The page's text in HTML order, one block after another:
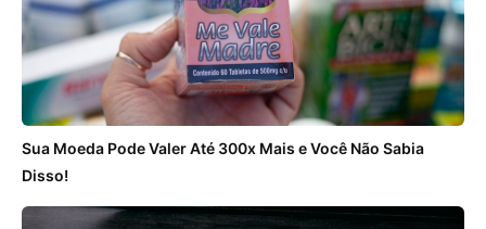
Sua Moeda Pode Valer Até 300x Mais e Você Não Sabia
Disso!